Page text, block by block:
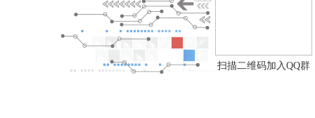
扫描二维码加入QQ群